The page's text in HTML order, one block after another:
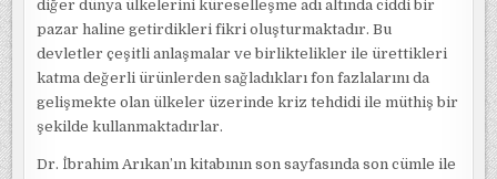
diğer dünya ülkelerini küreselleşme adı altında ciddi bir
pazar haline getirdikleri fikri oluşturmaktadır. Bu
devletler çeşitli anlaşmalar ve birliktelikler ile ürettikleri
katma değerli ürünlerden sağladıkları fon fazlalarını da
gelişmekte olan ülkeler üzerinde kriz tehdidi ile müthiş bir
şekilde kullanmaktadırlar.
Dr. İbrahim Arıkan’ın kitabının son sayfasında son cümle ile